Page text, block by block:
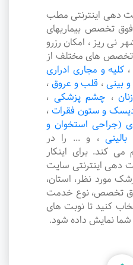
دهی اینترنتی مطب
تخصص بیماریهای
نی ریز ، امکان رزرو
تخصص های مختلف از
، کلیه و مجاری ادراری
بینی ، قلب و عروق ،
، چشم پزشکی ،
و ستون فقرات ،
(جراحی استخوان و
، و ... را در
کند. برای اینکار
دهی اینترنتی سایت
مورد نظر، استان،
تخصص، نوع خدمت
کنید تا نوبت های
نمایش داده شود.